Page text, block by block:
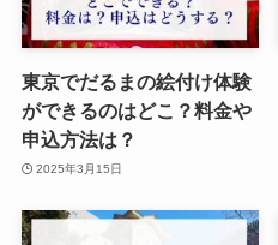
東京でだるまの絵付け体験
ができるのはどこ？料金や
申込方法は？
2025年3月15日